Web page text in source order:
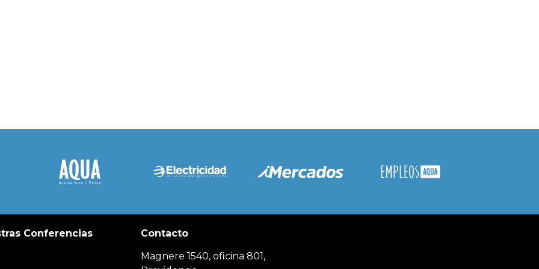
Conferencias Contacto
Magnere 1540, oficina 801,